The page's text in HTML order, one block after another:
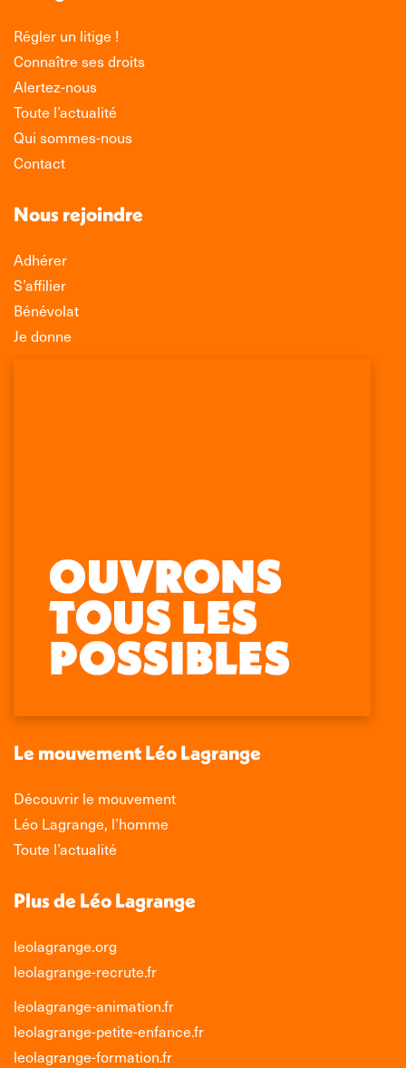
Régler un litige !
Connaître ses droits
Alertez-nous
Toute l’actualité
Qui sommes-nous
Contact
Nous rejoindre
Adhérer
S’affilier
Bénévolat
Je donne
Retrouvez-nous sur :
Facebook
s'ouvre
une
fenêtre
La
page
X
s'ouvre
une
fenêtre
La
page
LinkedIn
s'ouvre
une
fenêtre
La
page
Instagram
s'ouvre
une
nouvelle
fenêtre
Le mouvement Léo Lagrange
Découvrir le mouvement
Léo Lagrange, l’homme
Toute l’actualité
Plus de Léo Lagrange
leolagrange.org
leolagrange-recrute.fr
leolagrange-animation.fr
leolagrange-petite-enfance.fr
leolagrange-formation.fr